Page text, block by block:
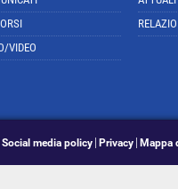
VIDEO
Social media policy Privacy Mappa